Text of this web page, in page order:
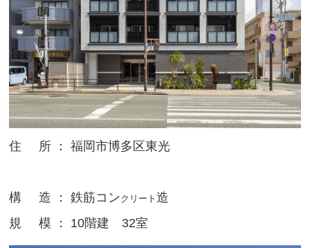
住 所 ： 福岡市博多区東光
構 造 ： 鉄筋コンクリート造
規 模 ： 10階建 32室